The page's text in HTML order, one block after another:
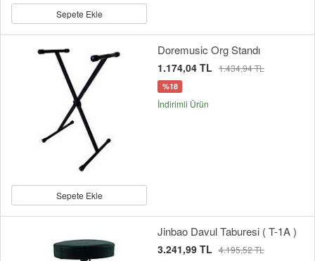
Sepete Ekle
Sepete Ekle
Doremusic Org Standı
1.174,04 TL 1.434,94 TL
%18
İndirimli Ürün
Jinbao Davul Taburesi ( T-1A )
3.241,99 TL 4.195,52 TL